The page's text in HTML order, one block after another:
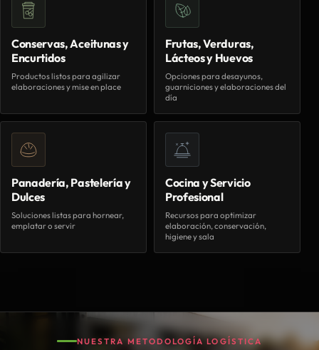
Conservas, Aceitunas y
Encurtidos
Productos listos para agilizar
elaboraciones y mise en place
Frutas, Verduras,
Lácteos y Huevos
Opciones para desayunos,
guarniciones y elaboraciones del
día
Panadería, Pastelería y
Dulces
Soluciones listas para hornear,
emplatar o servir
Cocina y Servicio
Profesional
Recursos para optimizar
elaboración, conservación,
higiene y sala
NUESTRA METODOLOGÍA LOGÍSTICA